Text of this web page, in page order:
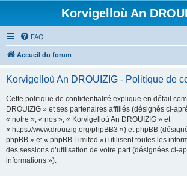
Korvigelloù An
FAQ
Accueil du forum
Korvigelloù An DROUIZIG - Politique de
Cette politique de confidentialité explique en détail
DROUIZIG » et ses partenaires affiliés (désignés ci-
« notre », « nos », « Korvigelloù An DROUIZIG » et
« https://www.drouizig.org/phpBB3 ») et phpBB
phpBB » et « phpBB Limited ») utilisent toutes les
des sessions d’utilisation de votre part (désignées ci-
informations »).